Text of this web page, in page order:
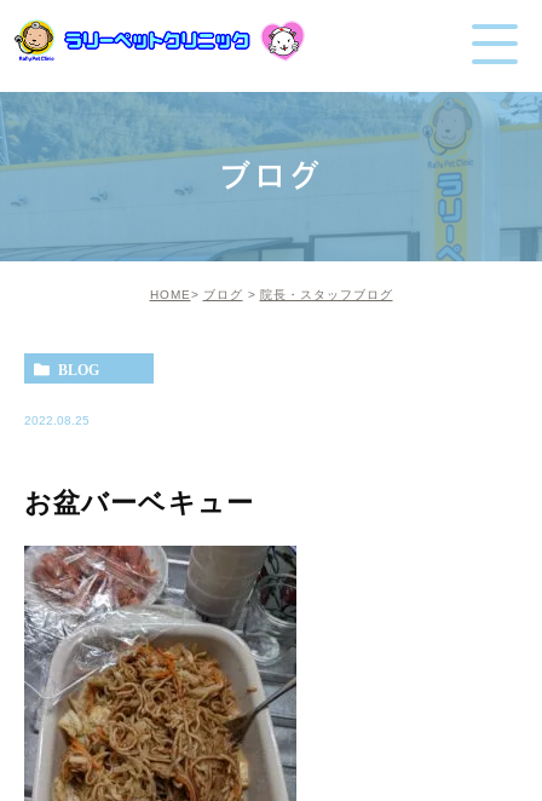
ブログ
HOME ブログ 院長・スタッフブログ
BLOG
2022.08.25
お盆バーベキュー